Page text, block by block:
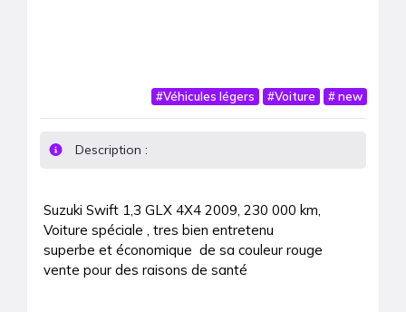
#Véhicules légers #Voiture #new
Description :
Suzuki Swift 1,3 GLX 4X4 2009, 230 000 km,
Voiture spéciale , tres bien entretenu
superbe et économique  de sa couleur rouge
vente pour des raisons de santé